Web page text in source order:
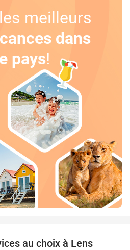
meilleurs
dans
pays!
au choix à Lens